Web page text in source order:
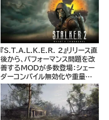
『S.T.A.L.K.E.R. 2』リリース直
後から、パフォーマンス問題を改
善するMODが多数登場：シェー
ダーコンパイル無効化や重量制
限解除MODなど、プレイヤー体
験を大幅に向上させるMODを
紹介